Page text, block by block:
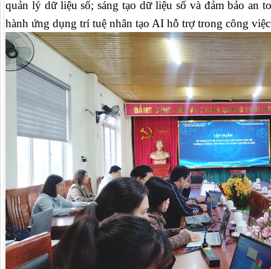
quản lý dữ liệu số; sáng tạo dữ liệu số và đảm bảo an
hành ứng dụng trí tuệ nhân tạo AI hỗ trợ trong công